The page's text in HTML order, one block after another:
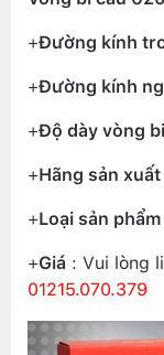
+Đường kính
+Đường kính
+Độ dày vòng bi
+Hãng sản xuất
+Loại sản phẩm
+Giá : Vui lòng
01215.070.379